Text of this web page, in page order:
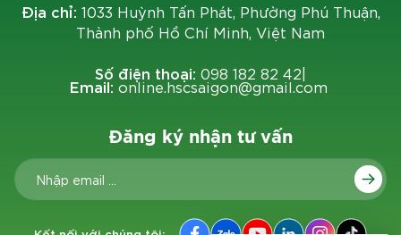
Địa chỉ: 1033 Huỳnh Tấn Phát, Phường Phú Thuận,
Thành phố Hồ Chí Minh, Việt Nam
Số điện thoại: 098 182 82 42|
Email: online.hscsaigon@gmail.com
Đăng ký nhận tư vấn